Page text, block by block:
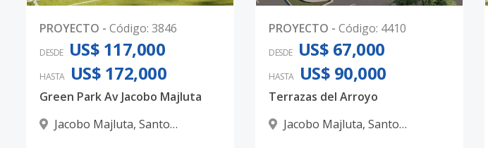
PROYECTO - Código: 3846
DESDE US$ 117,000
HASTA US$ 172,000
Green Park Av Jacobo Majluta
Jacobo Majluta, Santo
PROYECTO - Código: 4410
DESDE US$ 67,000
HASTA US$ 90,000
Terrazas del Arroyo
Jacobo Majluta, Santo